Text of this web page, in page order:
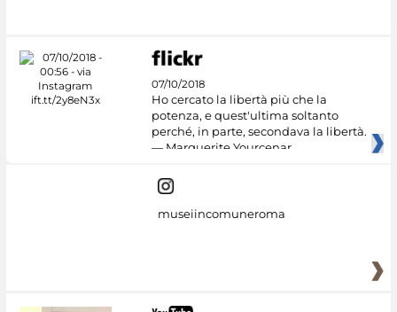
07/10/2018
Ho cercato la libertà più che la
potenza, e quest'ultima soltanto
perché, in parte, secondava la libertà.
— Marguerite Yourcenar
museiincomuneroma